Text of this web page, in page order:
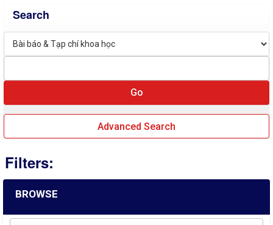
Search
Advanced Search
Filters:
BROWSE